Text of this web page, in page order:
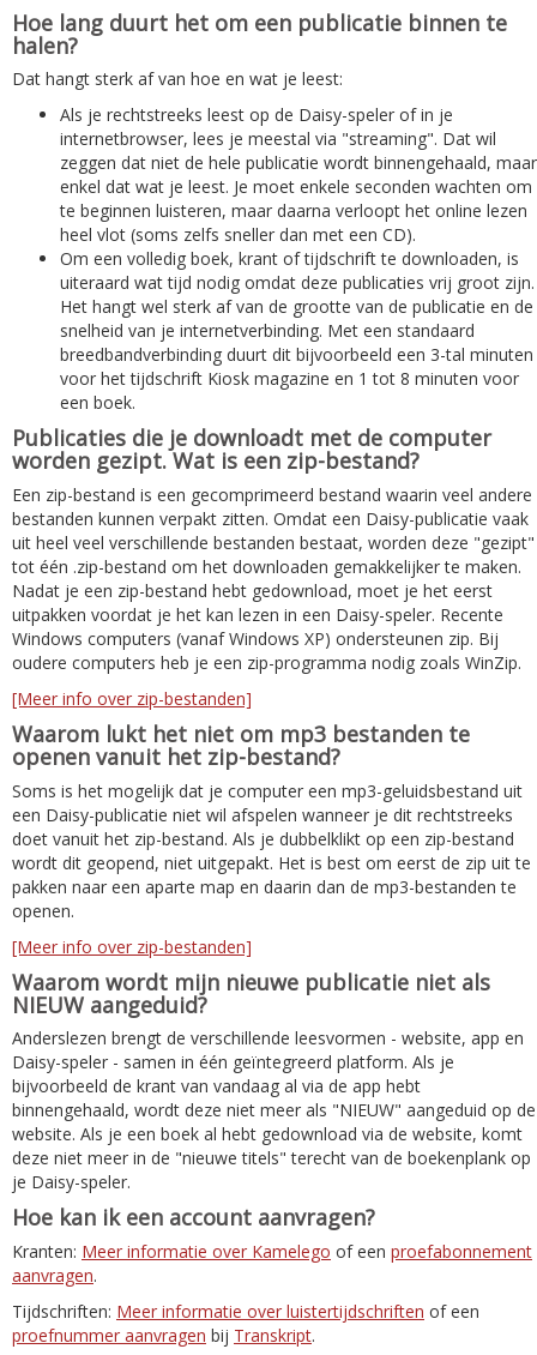
Hoe lang duurt het om een publicatie binnen te
halen?
Dat hangt sterk af van hoe en wat je leest:
Als je rechtstreeks leest op de Daisy-speler of in je
internetbrowser, lees je meestal via "streaming". Dat wil
zeggen dat niet de hele publicatie wordt binnengehaald, maar
enkel dat wat je leest. Je moet enkele seconden wachten om
te beginnen luisteren, maar daarna verloopt het online lezen
heel vlot (soms zelfs sneller dan met een CD).
Om een volledig boek, krant of tijdschrift te downloaden, is
uiteraard wat tijd nodig omdat deze publicaties vrij groot zijn.
Het hangt wel sterk af van de grootte van de publicatie en de
snelheid van je internetverbinding. Met een standaard
breedbandverbinding duurt dit bijvoorbeeld een 3-tal minuten
voor het tijdschrift Kiosk magazine en 1 tot 8 minuten voor
een boek.
Publicaties die je downloadt met de computer
worden gezipt. Wat is een zip-bestand?
Een zip-bestand is een gecomprimeerd bestand waarin veel andere
bestanden kunnen verpakt zitten. Omdat een Daisy-publicatie vaak
uit heel veel verschillende bestanden bestaat, worden deze "gezipt"
tot één .zip-bestand om het downloaden gemakkelijker te maken.
Nadat je een zip-bestand hebt gedownload, moet je het eerst
uitpakken voordat je het kan lezen in een Daisy-speler. Recente
Windows computers (vanaf Windows XP) ondersteunen zip. Bij
oudere computers heb je een zip-programma nodig zoals WinZip.
[Meer info over zip-bestanden]
Waarom lukt het niet om mp3 bestanden te
openen vanuit het zip-bestand?
Soms is het mogelijk dat je computer een mp3-geluidsbestand uit
een Daisy-publicatie niet wil afspelen wanneer je dit rechtstreeks
doet vanuit het zip-bestand. Als je dubbelklikt op een zip-bestand
wordt dit geopend, niet uitgepakt. Het is best om eerst de zip uit te
pakken naar een aparte map en daarin dan de mp3-bestanden te
openen.
[Meer info over zip-bestanden]
Waarom wordt mijn nieuwe publicatie niet als
NIEUW aangeduid?
Anderslezen brengt de verschillende leesvormen - website, app en
Daisy-speler - samen in één geïntegreerd platform. Als je
bijvoorbeeld de krant van vandaag al via de app hebt
binnengehaald, wordt deze niet meer als "NIEUW" aangeduid op de
website. Als je een boek al hebt gedownload via de website, komt
deze niet meer in de "nieuwe titels" terecht van de boekenplank op
je Daisy-speler.
Hoe kan ik een account aanvragen?
Kranten: Meer informatie over Kamelego of een proefabonnement
aanvragen.
Tijdschriften: Meer informatie over luistertijdschriften of een
proefnummer aanvragen bij Transkript.